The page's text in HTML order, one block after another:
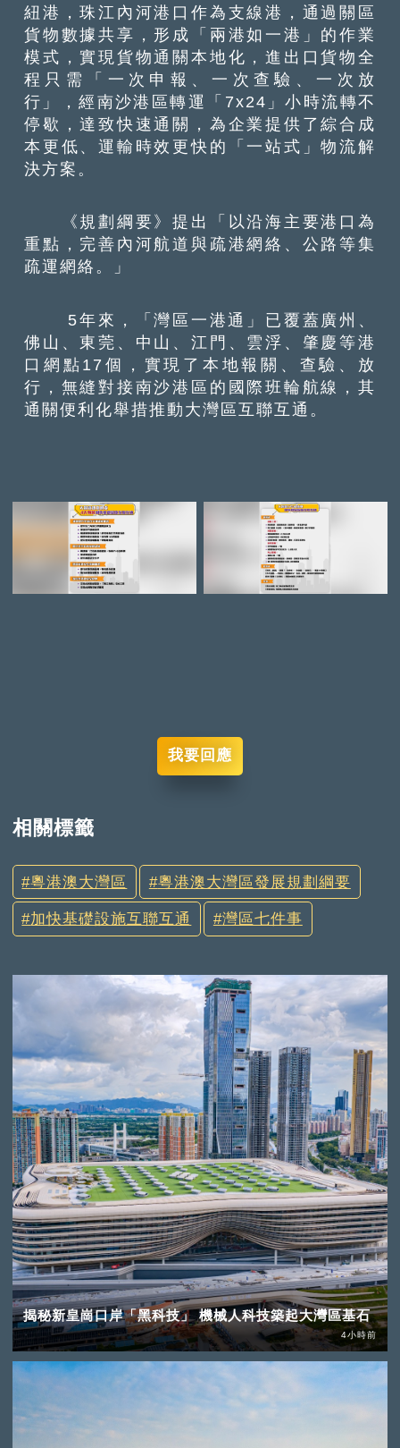
紐港，珠江內河港口作為支線港，通過關區
貨物數據共享，形成「兩港如一港」的作業
模式，實現貨物通關本地化，進出口貨物全
程只需「一次申報、一次查驗、一次放
行」，經南沙港區轉運「7x24」小時流轉不
停歇，達致快速通關，為企業提供了綜合成
本更低、運輸時效更快的「一站式」物流解
決方案。
《規劃綱要》提出「以沿海主要港口為
重點，完善內河航道與疏港網絡、公路等集
疏運網絡。」
5年來，「灣區一港通」已覆蓋廣州、
佛山、東莞、中山、江門、雲浮、肇慶等港
口網點17個，實現了本地報關、查驗、放
行，無縫對接南沙港區的國際班輪航線，其
通關便利化舉措推動大灣區互聯互通。
我要回應
相關標籤
粵港澳大灣區 粵港澳大灣區發展規劃綱要
加快基礎設施互聯互通 灣區七件事
揭秘新皇崗口岸「黑科技」 機械人科技築起大灣區基石
4小時前